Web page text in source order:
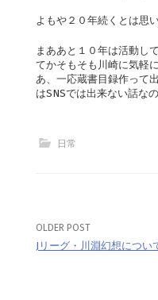
よもや２０年続くとは思
まああと１０年は活動し
てかそもそも川崎に気軽
あ、一応蔵書目録作って
はSNSでは出来ない話なの
日常
Post
OLDER POST
Jリーグ・川淵幻想につい